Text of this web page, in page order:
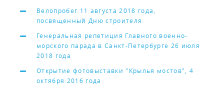
Велопробег 11 августа 2018 года,
посвященный Дню строителя
Генеральная репетиция Главного военно-
морского парада в Санкт-Петербурге 26 июля
2018 года
Открытие фотовыставки "Крылья мостов", 4
октября 2016 года